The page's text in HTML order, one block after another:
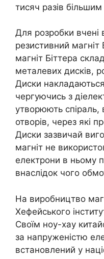
тисяч разів
Для розробки вчені
резистивний магніт
магніт Біттера
металевих дисків,
Диски
чергуючись з
утворюють спіраль,
отворів, через які
Диски зазвичай
магніт не
електрони в ньому
внаслідок чого
На виробництво
Хефейського
Своїм ноу-хау
за напруженістю
встановлений у